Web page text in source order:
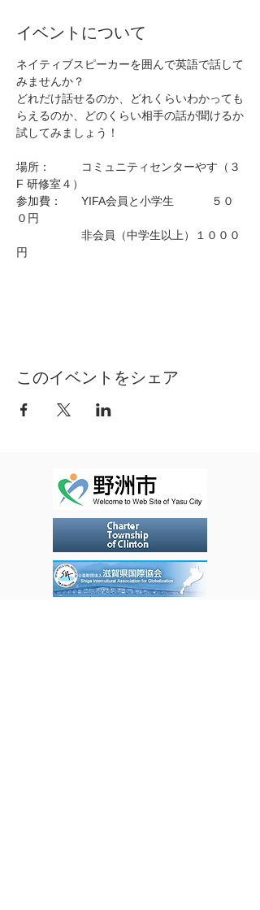
イベントについて
ネイティブスピーカーを囲んで英語で話して
みませんか？
どれだけ話せるのか、どれくらいわかっても
らえるのか、どのくらい相手の話が聞けるか
試してみましょう！
場所：	コミュニティセンターやす（３
F 研修室４）
参加費：	YIFA会員と小学生　	５０
０円
円
このイベントをシェア